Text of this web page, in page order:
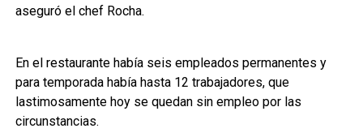
aseguró el chef Rocha.
En el restaurante había seis empleados permanentes y
para temporada había hasta 12 trabajadores, que
lastimosamente hoy se quedan sin empleo por las
circunstancias.